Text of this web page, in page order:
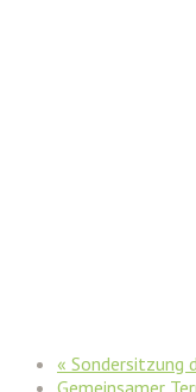
« Sondersitzung